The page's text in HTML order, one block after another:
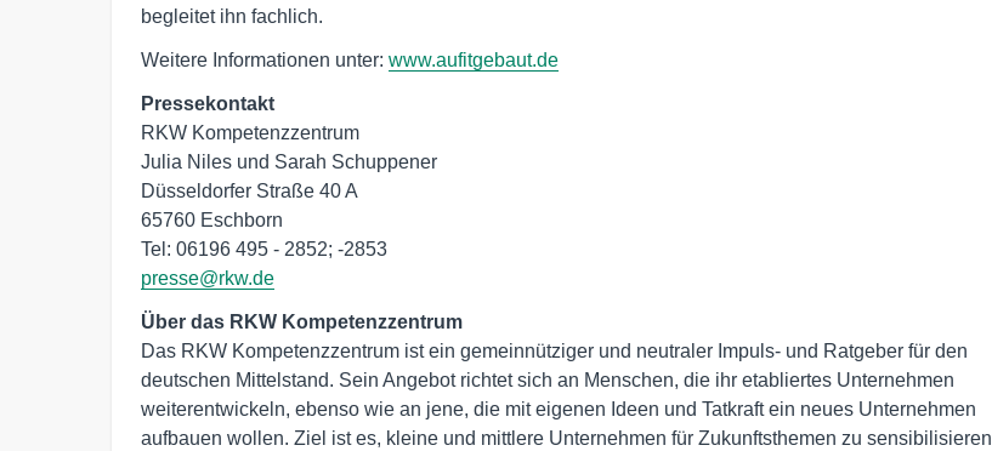
begleitet ihn fachlich.
Weitere Informationen unter: www.aufitgebaut.de
Pressekontakt
RKW Kompetenzzentrum
Julia Niles und Sarah Schuppener
Düsseldorfer Straße 40 A
65760 Eschborn
presse@rkw.de
Das RKW Kompetenzzentrum ist ein gemeinnütziger und neutraler Impuls- und Ratgeber für den
deutschen Mittelstand. Sein Angebot richtet sich an Menschen, die ihr etabliertes Unternehmen
weiterentwickeln, ebenso wie an jene, die mit eigenen Ideen und Tatkraft ein neues Unternehmen
aufbauen wollen. Ziel ist es, kleine und mittlere Unternehmen für Zukunftsthemen zu sensibilisieren